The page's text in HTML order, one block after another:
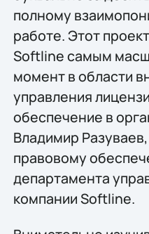
полному
работе. Этот
Softline самым
момент в области
управления
обеспечение в
Владимир
правовому
департамента
компании Softline.